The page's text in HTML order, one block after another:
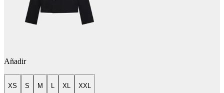
Añadir
XS S M L XL XXL